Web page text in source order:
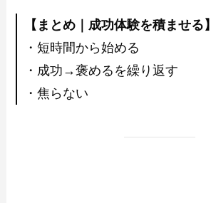
【まとめ｜成功体験を積ませる】
・短時間から始める
・成功→褒めるを繰り返す
・焦らない